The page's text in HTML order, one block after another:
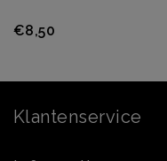
€8,50
Klantenservice